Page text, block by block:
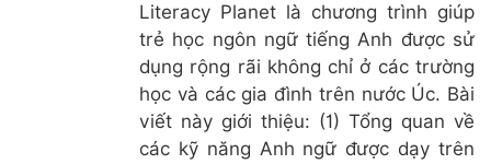
Literacy Planet là chương trình giúp
trẻ học ngôn ngữ tiếng Anh được sử
dụng rộng rãi không chỉ ở các trường
học và các gia đình trên nước Úc. Bài
viết này giới thiệu: (1) Tổng quan về
các kỹ năng Anh ngữ được dạy trên